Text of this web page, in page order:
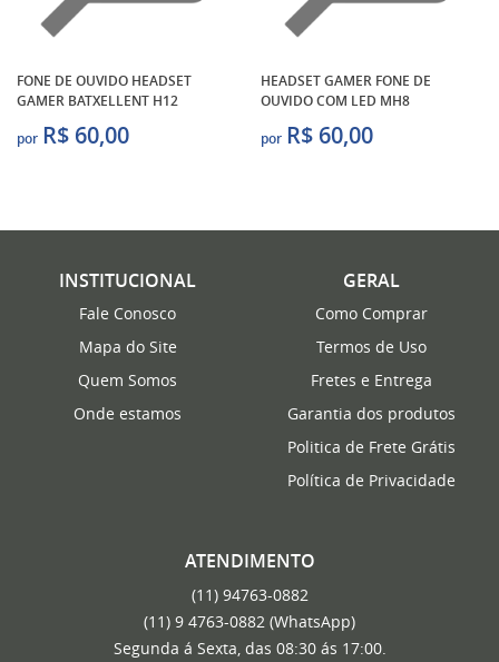
FONE DE OUVIDO HEADSET
GAMER BATXELLENT H12
por R$ 60,00
HEADSET GAMER FONE DE
OUVIDO COM LED MH8
por R$ 60,00
INSTITUCIONAL
Fale Conosco
Mapa do Site
Quem Somos
Onde estamos
GERAL
Como Comprar
Termos de Uso
Fretes e Entrega
Garantia dos produtos
Politica de Frete Grátis
Política de Privacidade
ATENDIMENTO
(11)94763-0882
(11) 9 4763-0882 (WhatsApp)
Segunda á Sexta, das 08:30 ás 17:00.